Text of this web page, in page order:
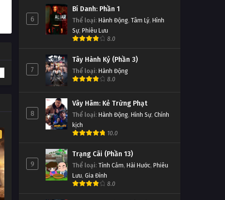
6
Bí Danh: Phần 1
Thể loại: Hành Động, Tâm Lý, Hình
Sự, Phiêu Lưu
8.0
7
Tây Hành Kỷ (Phần 3)
Thể loại: Hành Động
8.0
8
Vây Hãm: Kẻ Trừng Phạt
Thể loại: Hành Động, Hình Sự, Chính
kịch
10.0
9
Trạng Cãi (Phần 13)
Thể loại: Tình Cảm, Hài Hước, Phiêu
Lưu, Gia Đình
8.0